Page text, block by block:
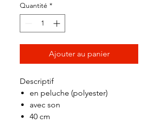
Quantité *
Ajouter au panier
Descriptif
en peluche (polyester)
avec son
40 cm